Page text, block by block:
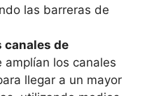
las barreras de
canales de
amplían los canales
llegar a un mayor